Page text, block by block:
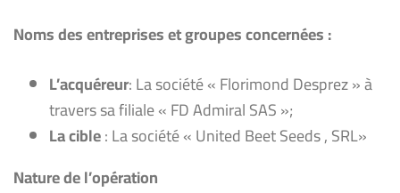
Noms des entreprises et groupes concernées :
L’acquéreur: La société « Florimond Desprez »à
travers sa filiale « FD Admiral SAS »;
La cible: La société « United Beet Seeds , SRL»
Nature de l’opération